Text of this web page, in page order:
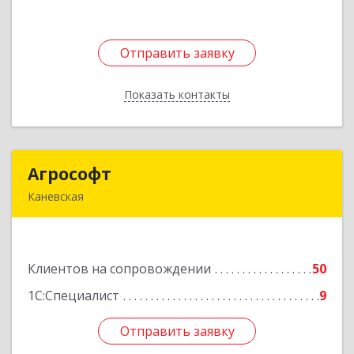
Отправить заявку
Показать контакты
Отправить заявку
Назад
Агрософт
Каневская
Клиентов на сопровождении
50
1С:Специалист
9
Отправить заявку
Подробнее
Отправить заявку